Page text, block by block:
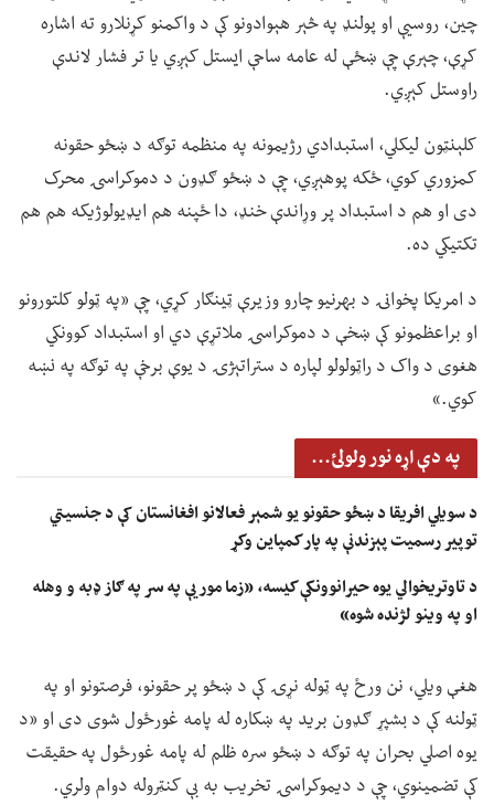
چین، روسیې او پولنډ په څېر هېوادونو کې د واکمنو کړنلارو ته اشاره
کړې، چېرې چې ښځې له عامه ساحې ایستل کېږي یا تر فشار لاندې
راوستل کېږي.
کلېنټون لیکلي، استبدادي رژیمونه په منظمه توګه د ښځو حقونه
کمزوري کوي، ځکه پوهېږي، چې د ښځو ګډون د دموکراسۍ محرک
دی او هم د استبداد پر وړاندې خنډ، دا ځپنه هم ایډیولوژیکه هم هم
تکتیکي ده.
د امریکا پخوانۍ د بهرنیو چارو وزیرې ټینګار کړي، چې «په ټولو کلتورونو
او براعظمونو کې ښخې د دموکراسۍ ملاتړې دي او استبداد کوونکي
هغوی د واک د راټولولو لپاره د ستراتېژۍ د یوې برخې په توګه په نښه
کوي.»
په دې اړه نور ولولئ...
د سویلي افریقا د ښځو حقونو یو شمېر فعالانو افغانستان کې د جنسیتي
توپیر رسمیت پېزندنې په پار کمپاین وکړ
د تاوتریخوالي یوه حیرانوونکې کیسه، «زما مور یې په سر په ګاز ډبه و وهله
او په وینو لژنده شوه»
هغې ویلي، نن ورځ په ټوله نړۍ کې د ښځو پر حقونو، فرصتونو او په
ټولنه کې د بشپړ ګډون برید په ښکاره له پامه غورځول شوی دی او «د
یوه اصلي بحران په توګه د ښځو سره ظلم له پامه غورځول په حقیقت
کې تضمینوي، چې د دیموکراسۍ تخریب به بې کنټروله دوام ولري.